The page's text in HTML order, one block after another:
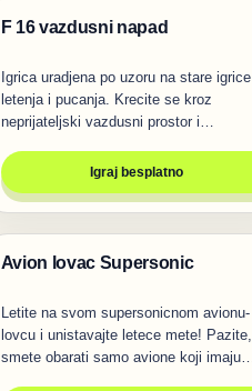
Pucanje
F 16 vazdusni napad
Igrica uradjena po uzoru na stare igrice
letenja i pucanja. Krecite se kroz
neprijateljski vazdusni prostor i…
Igraj besplatno
Pucanje
Avion lovac Supersonic
Letite na svom supersonicnom avionu-
lovcu i unistavajte letece mete! Pazite,
smete obarati samo avione koji imaju…